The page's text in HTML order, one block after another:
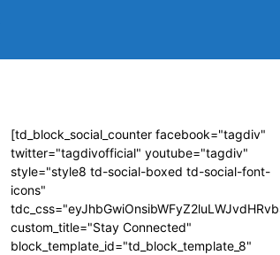
[td_block_social_counter facebook="tagdiv"
twitter="tagdivofficial" youtube="tagdiv"
style="style8 td-social-boxed td-social-font-
icons"
custom_title="Stay Connected"
block_template_id="td_block_template_8"